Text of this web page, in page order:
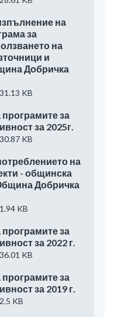
на
за
на
и
Добричка
KB
за
за 2025г.
KB
на
- общинска
Добричка
KB
за
за 2022 г.
KB
за
за 2019 г.
KB